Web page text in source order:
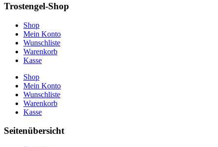
Trostengel-Shop
Shop
Mein Konto
Wunschliste
Warenkorb
Kasse
Shop
Mein Konto
Wunschliste
Warenkorb
Kasse
Seitenübersicht